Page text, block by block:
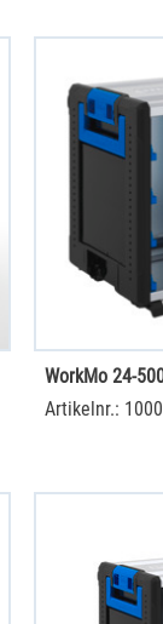
WorkMo 24-
Artikelnr.: